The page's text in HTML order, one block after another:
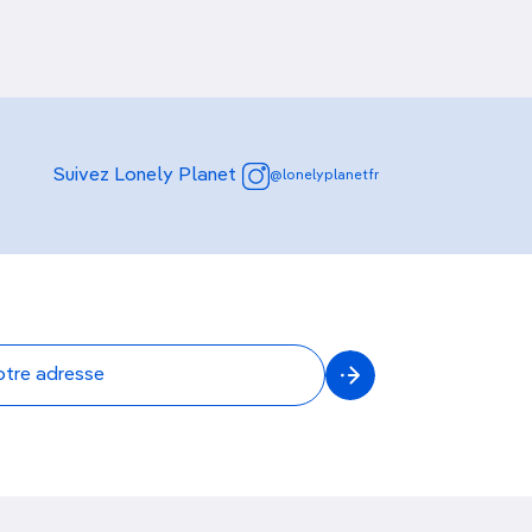
Suivez Lonely Planet @lonelyplanetfr